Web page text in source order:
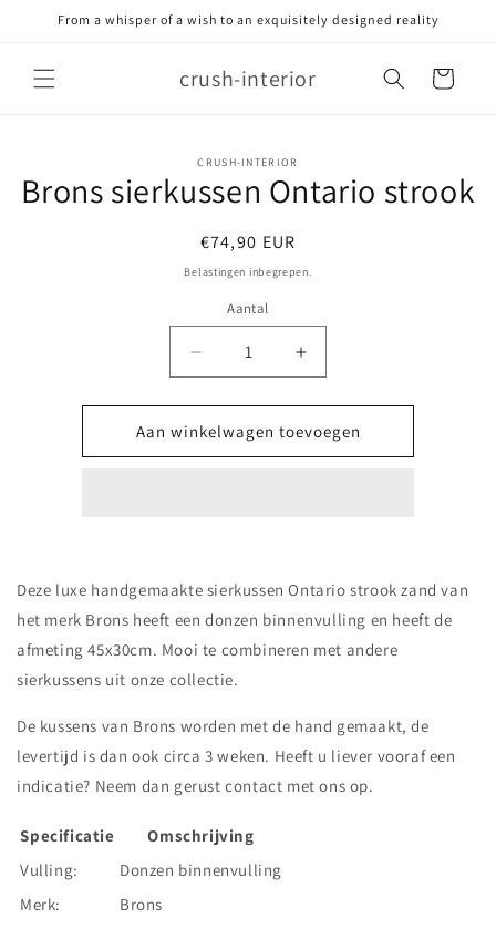
naar de
From a whisper of a wish to an exquisitely designed reality
crush-interior Winkelwagen
CRUSH-INTERIOR
Brons sierkussen Ontario strook
Normale
prijs
€74,90 EUR
Belastingen inbegrepen.
Aantal
Aantal
verlagen
voor
Brons
sierkussen
Aantal
verhogen
voor
Brons
sierkussen
Aan winkelwagen toevoegen
Deze luxe handgemaakte sierkussen Ontario strook zand van
het merk Brons heeft een donzen binnenvulling en heeft de
afmeting 45x30cm. Mooi te combineren met andere
sierkussens uit onze collectie.
De kussens van Brons worden met de hand gemaakt, de
levertijd is dan ook circa 3 weken. Heeft u liever vooraf een
indicatie? Neem dan gerust contact met ons op.
Specificatie
Omschrijving
Vulling:
Donzen binnenvulling
Merk:
Brons